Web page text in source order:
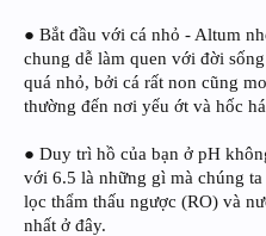
● Bắt đầu với cá nhỏ - Altum
chung dễ làm quen với đời
quá nhỏ, bởi cá rất non cũng
thường đến nơi yếu ớt và hốc
● Duy trì hồ của bạn ở pH
với 6.5 là những gì mà chúng
lọc thẩm thấu ngược (RO) và
nhất ở đây.